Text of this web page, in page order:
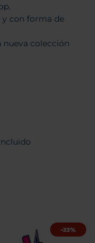
y con forma de
nueva colección
-33%